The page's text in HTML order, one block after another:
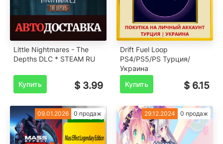
Little Nightmares - The
Depths DLC * STEAM RU
Купить $ 3.99
Drift Fuel Loop
PS4/PS5/PS Турция/
Украина
Купить
$ 6.15
09.01.2026 0 продаж 29.12.2024 0 продаж